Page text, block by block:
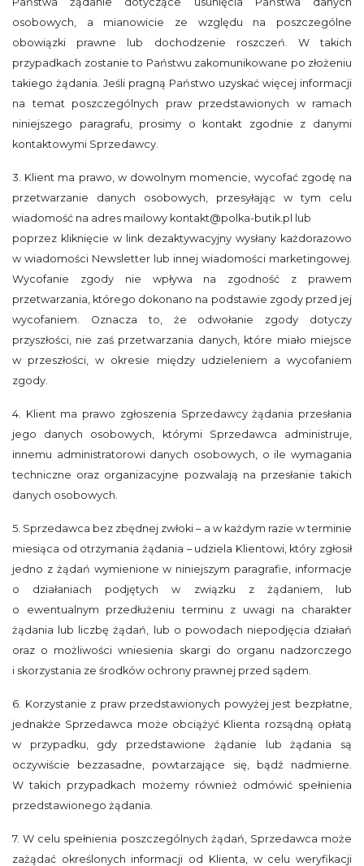
osobowych, a mianowicie ze względu na poszczególne
obowiązki prawne lub dochodzenie roszczeń. W takich
przypadkach zostanie to Państwu zakomunikowane po złożeniu
takiego żądania. Jeśli pragną Państwo uzyskać więcej informacji
na temat poszczególnych praw przedstawionych w ramach
niniejszego paragrafu, prosimy o kontakt zgodnie z danymi
kontaktowymi Sprzedawcy.
3. Klient ma prawo, w dowolnym momencie, wycofać zgodę na
przetwarzanie danych osobowych, przesyłając w tym celu
wiadomość na adres mailowy kontakt@polka-butik.pl lub
poprzez kliknięcie w link dezaktywacyjny wysłany każdorazowo
w wiadomości Newsletter lub innej wiadomości marketingowej.
Wycofanie zgody nie wpływa na zgodność z prawem
przetwarzania, którego dokonano na podstawie zgody przed jej
wycofaniem. Oznacza to, że odwołanie zgody dotyczy
przyszłości, nie zaś przetwarzania danych, które miało miejsce
w przeszłości, w okresie między udzieleniem a wycofaniem
zgody.
4. Klient ma prawo zgłoszenia Sprzedawcy żądania przesłania
jego danych osobowych, którymi Sprzedawca administruje,
innemu administratorowi danych osobowych, o ile wymagania
techniczne oraz organizacyjne pozwalają na przesłanie takich
danych osobowych.
5. Sprzedawca bez zbędnej zwłoki – a w każdym razie w terminie
miesiąca od otrzymania żądania – udziela Klientowi, który zgłosił
jedno z żądań wymienione w niniejszym paragrafie, informacje
o działaniach podjętych w związku z żądaniem, lub
o ewentualnym przedłużeniu terminu z uwagi na charakter
żądania lub liczbę żądań, lub o powodach niepodjęcia działań
oraz o możliwości wniesienia skargi do organu nadzorczego
i skorzystania ze środków ochrony prawnej przed sądem.
6. Korzystanie z praw przedstawionych powyżej jest bezpłatne,
jednakże Sprzedawca może obciążyć Klienta rozsądną opłatą
w przypadku, gdy przedstawione żądanie lub żądania są
oczywiście bezzasadne, powtarzające się, bądź nadmierne.
W takich przypadkach możemy również odmówić spełnienia
przedstawionego żądania.
7. W celu spełnienia poszczególnych żądań, Sprzedawca może
zażądać określonych informacji od Klienta, w celu weryfikacji